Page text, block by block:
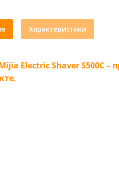
Характеристики
Electric Shaver S500C